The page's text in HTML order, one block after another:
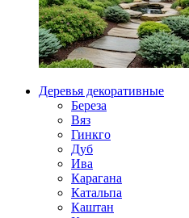
Деревья декоративные
Береза
Вяз
Гинкго
Дуб
Ива
Карагана
Катальпа
Каштан